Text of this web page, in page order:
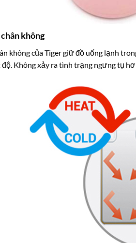
không
không của Tiger giữ đồ uống lạnh
Không xảy ra tình trạng ngưng tụ